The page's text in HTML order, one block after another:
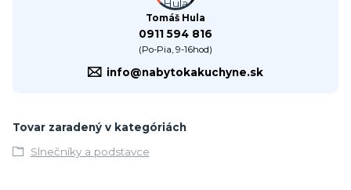
Tomáš Hula
0911 594 816
(Po-Pia, 9-16hod)
info@nabytokakuchyne.sk
Tovar zaradený v kategóriách
Slnečníky a podstavce